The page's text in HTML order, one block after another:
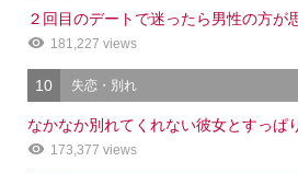
２回目のデートで迷ったら男性の方が
181,227 views
10 失恋・別れ
なかなか別れてくれない彼女とすっぱ
173,377 views